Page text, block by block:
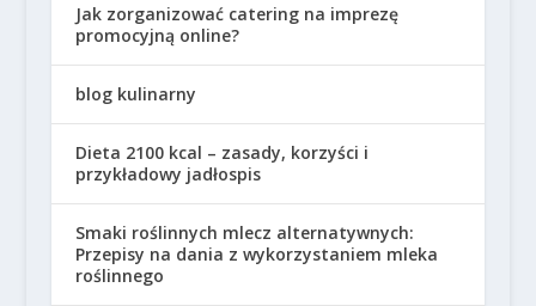
Jak zorganizować catering na imprezę
promocyjną online?
blog kulinarny
Dieta 2100 kcal – zasady, korzyści i
przykładowy jadłospis
Smaki roślinnych mlecz alternatywnych:
Przepisy na dania z wykorzystaniem mleka
roślinnego